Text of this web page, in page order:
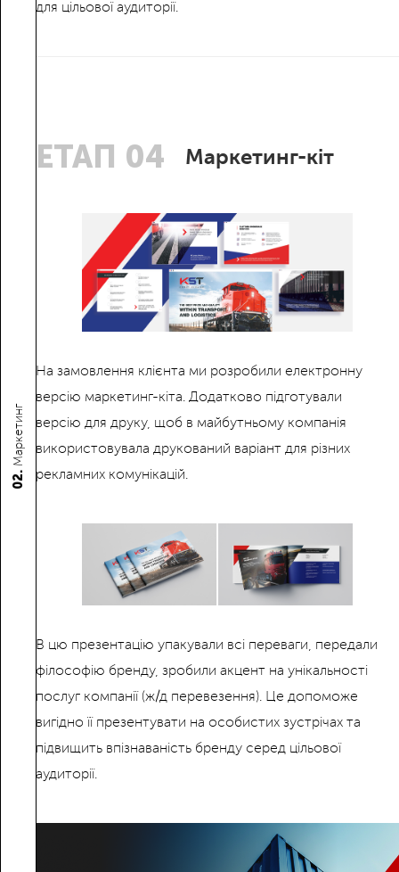
02.
Маркетинг
для цільової аудиторії.
ЕТАП 04 Маркетинг-кіт
На замовлення клієнта ми розробили електронну
версію маркетинг-кіта. Додатково підготували
версію для друку, щоб в майбутньому компанія
використовувала друкований варіант для різних
рекламних комунікацій.
В цю презентацію упакували всі переваги, передали
філософію бренду, зробили акцент на унікальності
послуг компанії (ж/д перевезення). Це допоможе
вигідно її презентувати на особистих зустрічах та
підвищить впізнаваність бренду серед цільової
аудиторії.